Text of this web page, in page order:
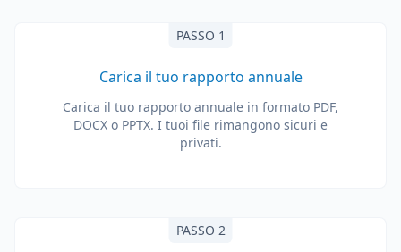
PASSO 1
Carica il tuo rapporto annuale
Carica il tuo rapporto annuale in formato PDF,
DOCX o PPTX. I tuoi file rimangono sicuri e
privati.
PASSO 2